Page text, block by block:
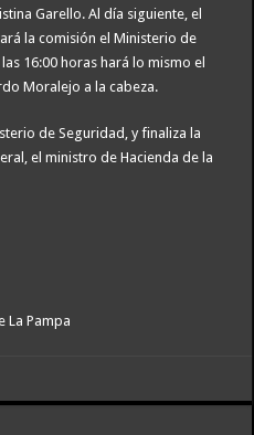
Garello. Al día siguiente, el
la comisión el Ministerio de
16:00 horas hará lo mismo el
Moralejo a la cabeza.
de Seguridad, y finaliza la
el ministro de Hacienda de la
La Pampa